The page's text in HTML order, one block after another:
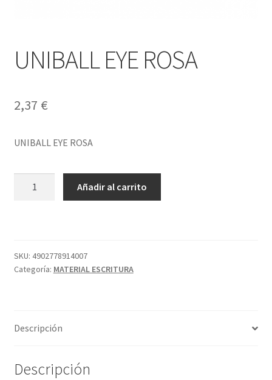
UNIBALL EYE ROSA
2,37 €
UNIBALL EYE ROSA
Añadir al carrito
SKU: 4902778914007
Categoría: MATERIAL ESCRITURA
Descripción
Descripción